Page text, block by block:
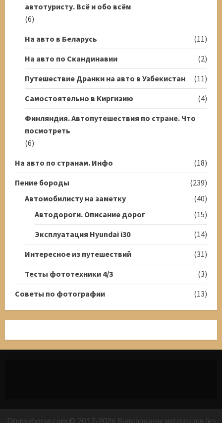
автотуристу. Всё и обо всём
(6)
На авто в Беларусь
(11)
На авто по Скандинавии
(2)
Путешествие Дранки на авто в Узбекистан
(11)
Самостоятельно в Киргизию
(4)
Финляндия. Автопутешествия по стране. Что
посмотреть
(6)
На авто по странам. Инфо
(18)
Пение бороды
(239)
Автомобилисту на заметку
(40)
Автодороги. Описание дорог
(15)
Эксплуатация Hyundai i30
(14)
Интересное из путешествий
(31)
Тесты фототехники 4/3
(3)
Советы по фотографии
(13)
Drunkyhorse.com © 2017-2026 Копирование материалов без